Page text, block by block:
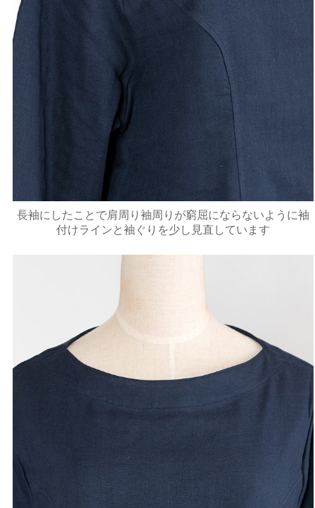
長袖にしたことで肩周り袖周りが窮屈にならないように袖
付けラインと袖ぐりを少し見直しています